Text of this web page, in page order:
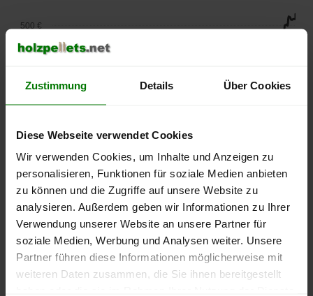
Zustimmung Details Über Cookies
Diese Webseite verwendet Cookies
Wir verwenden Cookies, um Inhalte und Anzeigen zu
personalisieren, Funktionen für soziale Medien anbieten
zu können und die Zugriffe auf unsere Website zu
analysieren. Außerdem geben wir Informationen zu Ihrer
Verwendung unserer Website an unsere Partner für
soziale Medien, Werbung und Analysen weiter. Unsere
Partner führen diese Informationen möglicherweise mit
weiteren Daten zusammen, die Sie ihnen bereitgestellt
lose Ware Sackware
September
2025
Januar
2026
Mai
2026
250 €
300 €
400 €
500 €
Die aktuelle Preisentwicklung für Holzpellets in Deutschland
können Sie jederzeit auf unsererPelletspreise-Seite